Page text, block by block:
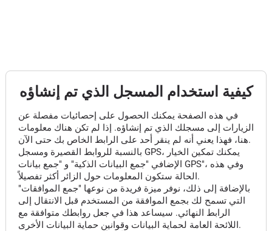
كيفية استخدام المسجل الذي تم إنشاؤه
في هذه الصفحة يمكنك الحصول على إحصائيات مفصلة عن
الزيارات إلى مسجلك الذي تم إنشاؤه. إذا لم تكن هناك معلومات
هنا، فهذا يعني أنه لم ينقر أحد على الرابط الخاص بك حتى الآن.
بالنسبة للروابط القصيرة ومسجل GPS، يمكنك تمكين الخيار
الإضافي "جمع البيانات الذكية" و "جمع بيانات GPS"، وفي هذه
الحالة ستكون المعلومات حول الزائر أكثر تفصيلاً.
بالإضافة إلى ذلك، نوفر ميزة فريدة من نوعها "جمع الموافقات"
التي تسمح لك بجمع الموافقة من المستخدم قبل الانتقال إلى
الرابط النهائي. سيساعد هذا في جعل روابطك متوافقة مع
اللائحة العامة لحماية البيانات وقوانين حماية البيانات الأخرى.